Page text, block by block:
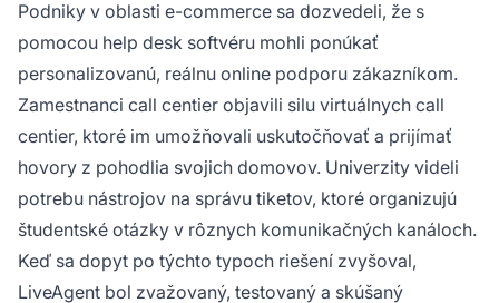
Podniky v oblasti e-commerce sa dozvedeli, že s
pomocou help desk softvéru mohli ponúkať
personalizovanú, reálnu online podporu zákazníkom.
Zamestnanci call centier objavili silu virtuálnych call
centier, ktoré im umožňovali uskutočňovať a prijímať
hovory z pohodlia svojich domovov. Univerzity videli
potrebu nástrojov na správu tiketov, ktoré organizujú
študentské otázky v rôznych komunikačných kanáloch.
Keď sa dopyt po týchto typoch riešení zvyšoval,
LiveAgent bol zvažovaný, testovaný a skúšaný